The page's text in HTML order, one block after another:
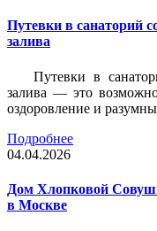
Путевки в санаторий
залива
Путевки в
залива — это
оздоровление и
Подробнее
04.04.2026
Дом Хлопковой
в Москве